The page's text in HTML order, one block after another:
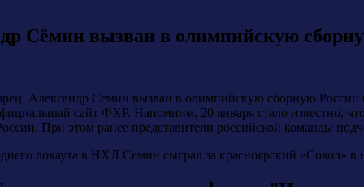
Сёмин вызван в олимпийскую
Александр Семин вызван в олимпийскую сборную России
сайт ФХР. Напомним, 20 января стало известно,
При этом ранее представители российской команды
локаута в НХЛ Семин сыграл за красноярский «Сокол»